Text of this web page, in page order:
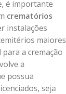
é importante
crematórios
instalações
maiores
a cremação
a
possua
seja